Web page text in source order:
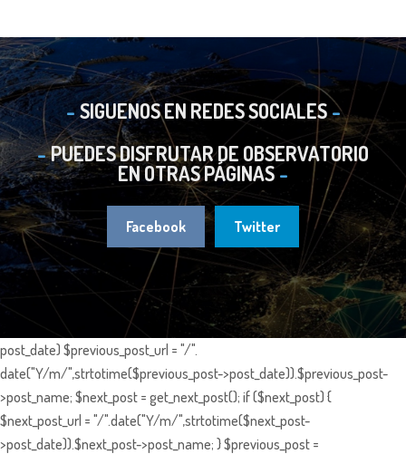
SIGUENOS EN REDES SOCIALES
PUEDES DISFRUTAR DE OBSERVATORIO
EN OTRAS PÁGINAS
Facebook Twitter
post_date) $previous_post_url = "/".
date("Y/m/",strtotime($previous_post->post_date)).$previous_post-
>post_name; $next_post = get_next_post(); if ($next_post) {
$next_post_url = "/".date("Y/m/",strtotime($next_post-
>post_date)).$next_post->post_name; } $previous_post =